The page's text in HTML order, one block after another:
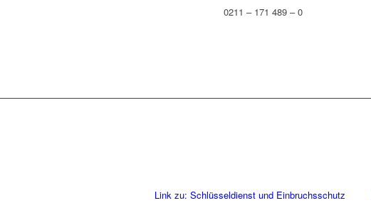
0211 – 171 489 – 0
Link zu: Schlüsseldienst und Einbruchsschutz